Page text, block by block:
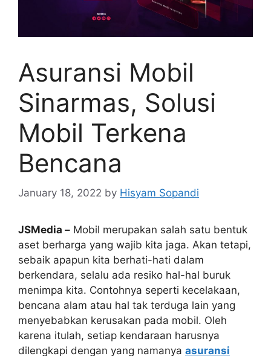
Asuransi Mobil
Sinarmas, Solusi
Mobil Terkena
Bencana
January 18, 2022 by Hisyam Sopandi
JSMedia – Mobil merupakan salah satu bentuk
aset berharga yang wajib kita jaga. Akan tetapi,
sebaik apapun kita berhati-hati dalam
berkendara, selalu ada resiko hal-hal buruk
menimpa kita. Contohnya seperti kecelakaan,
bencana alam atau hal tak terduga lain yang
menyebabkan kerusakan pada mobil. Oleh
karena itulah, setiap kendaraan harusnya
dilengkapi dengan yang namanya asuransi